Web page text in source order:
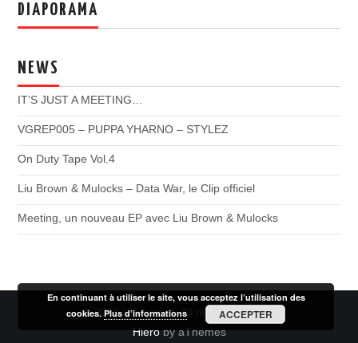
DIAPORAMA
NEWS
IT’S JUST A MEETING…
VGREP005 – PUPPA YHARNO – STYLEZ
On Duty Tape Vol.4
Liu Brown & Mulocks – Data War, le Clip officiel
Meeting, un nouveau EP avec Liu Brown & Mulocks
© 2026 Vibeguard. All rights reserved.
Hieroby aThemes
En continuant à utiliser le site, vous acceptez l’utilisation des
cookies.Plus d’informations ACCEPTER